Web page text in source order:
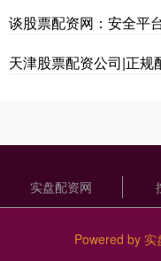
谈股票配资网：安全平
天津股票配资公司|正规
实盘配资网
Powered by 实